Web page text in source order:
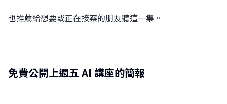
也推薦給想要或正在接案的朋友聽這一集。
免費公開上週五 AI 講座的簡報